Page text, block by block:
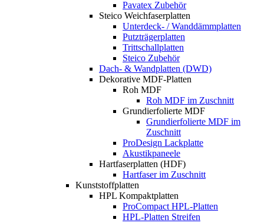
Pavatex Zubehör
Steico Weichfaserplatten
Unterdeck- / Wanddämmplatten
Putzträgerplatten
Trittschallplatten
Steico Zubehör
Dach- & Wandplatten (DWD)
Dekorative MDF-Platten
Roh MDF
Roh MDF im Zuschnitt
Grundierfolierte MDF
Grundierfolierte MDF im
Zuschnitt
ProDesign Lackplatte
Akustikpaneele
Hartfaserplatten (HDF)
Hartfaser im Zuschnitt
Kunststoffplatten
HPL Kompaktplatten
ProCompact HPL-Platten
HPL-Platten Streifen